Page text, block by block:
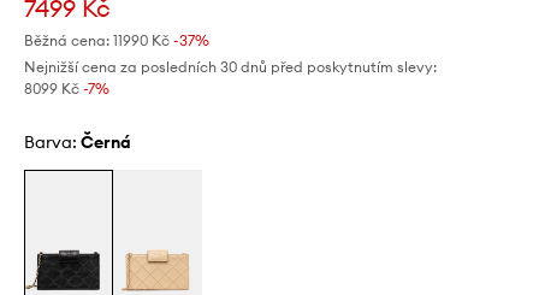
7499 Kč
Běžná cena: 11990 Kč -37%
Nejnižší cena za posledních 30 dnů před poskytnutím slevy:
8099 Kč -7%
Barva: černá